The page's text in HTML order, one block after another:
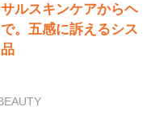
ルスキンケアからヘ
。五感に訴えるシス